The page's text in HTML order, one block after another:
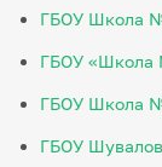
ГБОУ Школа
ГБОУ «Школа
ГБОУ Школа
ГБОУ